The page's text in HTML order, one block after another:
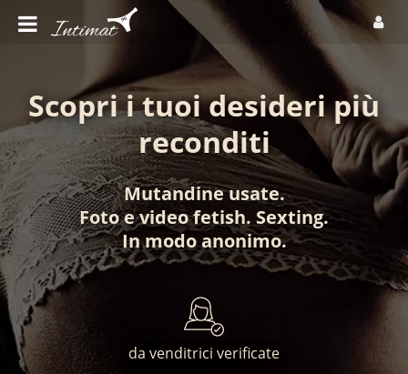
Scopri i tuoi desideri più
reconditi
Mutandine usate.
Fotoevideo fetish. Sexting.
In modo anonimo.
da venditrici verificate